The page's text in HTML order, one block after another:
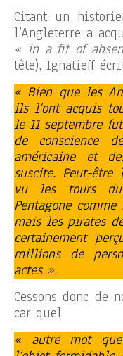
Citant un
l’Angleterre a
« in a fit of
tête), Ignatieff
« Bien que les
ils l’ont acquis
le 11 septembre
de conscience
américaine et
suscite. Peut-être
vu les tours
Pentagone
mais les pirates
certainement
millions de
actes ».
Cessons donc
car quel
« autre mot